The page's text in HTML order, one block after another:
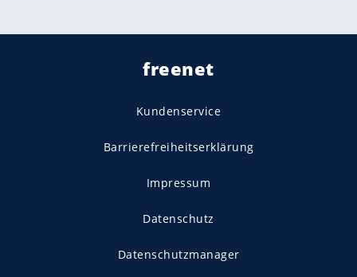
freenet
Kundenservice
Barrierefreiheitserklärung
Impressum
Datenschutz
Datenschutzmanager